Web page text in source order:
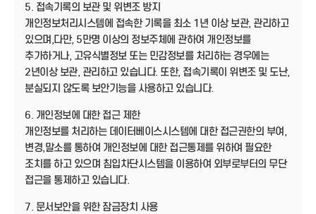
5. 접속기록의 보관 및 위변조 방지
개인정보처리시스템에 접속한 기록을 최소 1년 이상 보관, 관리하고
있으며,다만, 5만명 이상의 정보주체에 관하여 개인정보를
추가하거나, 고유식별정보 또는 민감정보를 처리하는 경우에는
2년이상 보관, 관리하고 있습니다. 또한, 접속기록이 위변조 및 도난,
분실되지 않도록 보안기능을 사용하고 있습니다.
6. 개인정보에 대한 접근 제한
개인정보를 처리하는 데이터베이스시스템에 대한 접근권한의 부여,
변경,말소를 통하여 개인정보에 대한 접근통제를 위하여 필요한
조치를 하고 있으며 침입차단시스템을 이용하여 외부로부터의 무단
접근을 통제하고 있습니다.
7. 문서보안을 위한 잠금장치 사용